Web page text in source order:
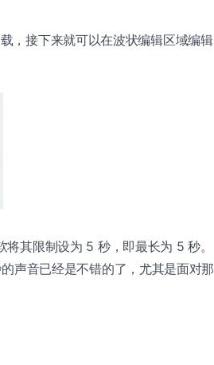
，接下来就可以在波状编辑区域编辑
其限制设为 5 秒，即最长为 5 秒。
声音已经是不错的了，尤其是面对那